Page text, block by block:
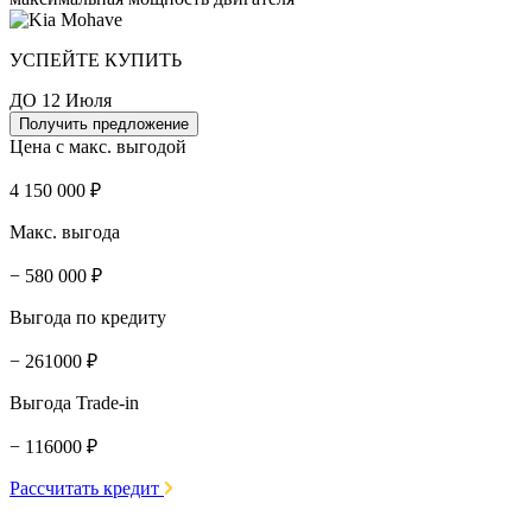
УСПЕЙТЕ КУПИТЬ
ДО 12 Июля
Получить предложение
Цена с макс. выгодой
4 150 000 ₽
Макс. выгода
− 580 000 ₽
Выгода по кредиту
− 261000 ₽
Выгода Trade-in
− 116000 ₽
Рассчитать кредит